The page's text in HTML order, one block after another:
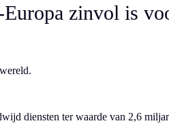
Europa zinvol is
diensten ter waarde van 2,6